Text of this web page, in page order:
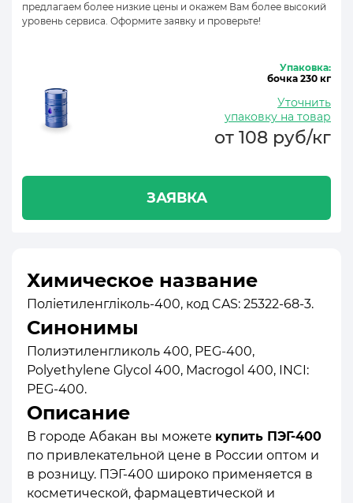
предлагаем более низкие цены и окажем Вам более высокий
уровень сервиса. Оформите заявку и проверьте!
Упаковка:
бочка 230 кг
Уточнить
упаковку на товар
от 108 руб/кг
ЗАЯВКА
Химическое название
Поліетиленгліколь-400, код CAS: 25322-68-3.
Синонимы
Полиэтиленгликоль 400, PEG-400,
Polyethylene Glycol 400, Macrogol 400, INCI:
PEG-400.
Описание
В городе Абакан вы можете купить ПЭГ-400
по привлекательной цене в России оптом и
в розницу. ПЭГ-400 широко применяется в
косметической, фармацевтической и